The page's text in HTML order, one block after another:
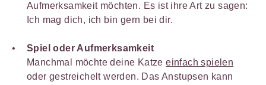
Aufmerksamkeit möchten. Es ist ihre Art zu sagen:
Ich mag dich, ich bin gern bei dir.
Spiel oder Aufmerksamkeit
Manchmal möchte deine Katzeeinfach spielen
oder gestreichelt werden. Das Anstupsen kann